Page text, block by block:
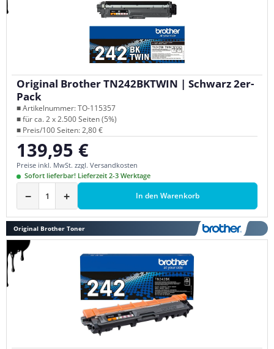
Original Brother TN242BKTWIN | Schwarz 2er-
Pack
■ Artikelnummer: TO-115357
■ für ca. 2 x 2.500 Seiten (5%)
■ Preis/100 Seiten: 2,80 €
Regulärer Preis:
139,95 €
Preise inkl. MwSt. zzgl. Versandkosten
Sofort lieferbar! Lieferzeit 2-3 Werktage
− + In den Warenkorb
Original Brother Toner